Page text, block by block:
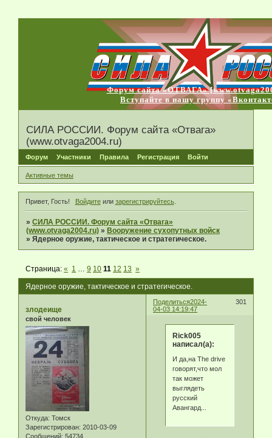
Форум сайта «ОТВАГА»
Вступайте в нашу группу
СИЛА РОССИИ. Форум сайта «Отвага»
(www.otvaga2004.ru)
Форум Участники Правила Регистрация Войти
Активные темы
Привет, Гость! Войдитеили зарегистрируйтесь.
»СИЛА РОССИИ. Форум сайта «Отвага»
(www.otvaga2004.ru) » Вооружение сухопутных войск
»Ядерное оружие, тактическое и стратегическое.
Ядерное оружие, тактическое и стратегическое.
Страница:« 1 9 10 11 12 13 »
Поделиться 301
2024-
04-03 14:19:47
злодеище
свой человек
Откуда: Томск
Зарегистрирован: 2010-03-09
Сообщений: 54734
Rick005
написал(а):
И да,на The drive
говорят,что мол
так может
выглядеть
русский
Авангард...